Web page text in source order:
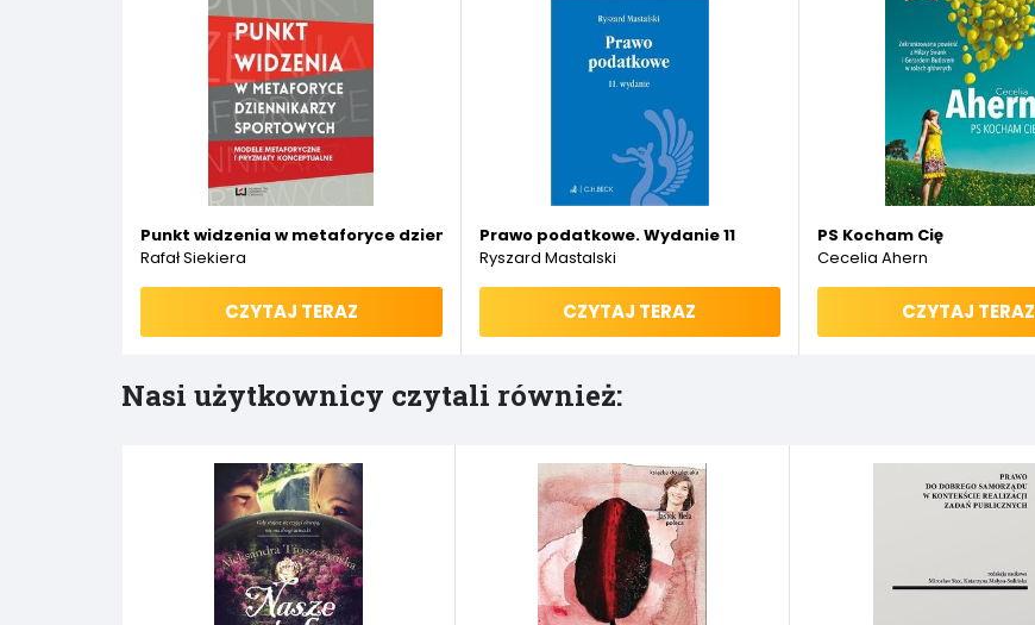
Punkt widzenia w metaforyce dziennikarzy sportowych. Modele metaforyczne i pryzmaty konceptualne
Rafał Siekiera
CZYTAJ TERAZ
Prawo podatkowe. Wydanie 11
Ryszard Mastalski
CZYTAJ TERAZ
PS Kocham Cię
Cecelia Ahern
CZYTAJ TERAZ
Nasi użytkownicy czytali również: